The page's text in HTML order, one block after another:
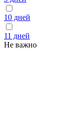
10 дней
11 дней
Не важно